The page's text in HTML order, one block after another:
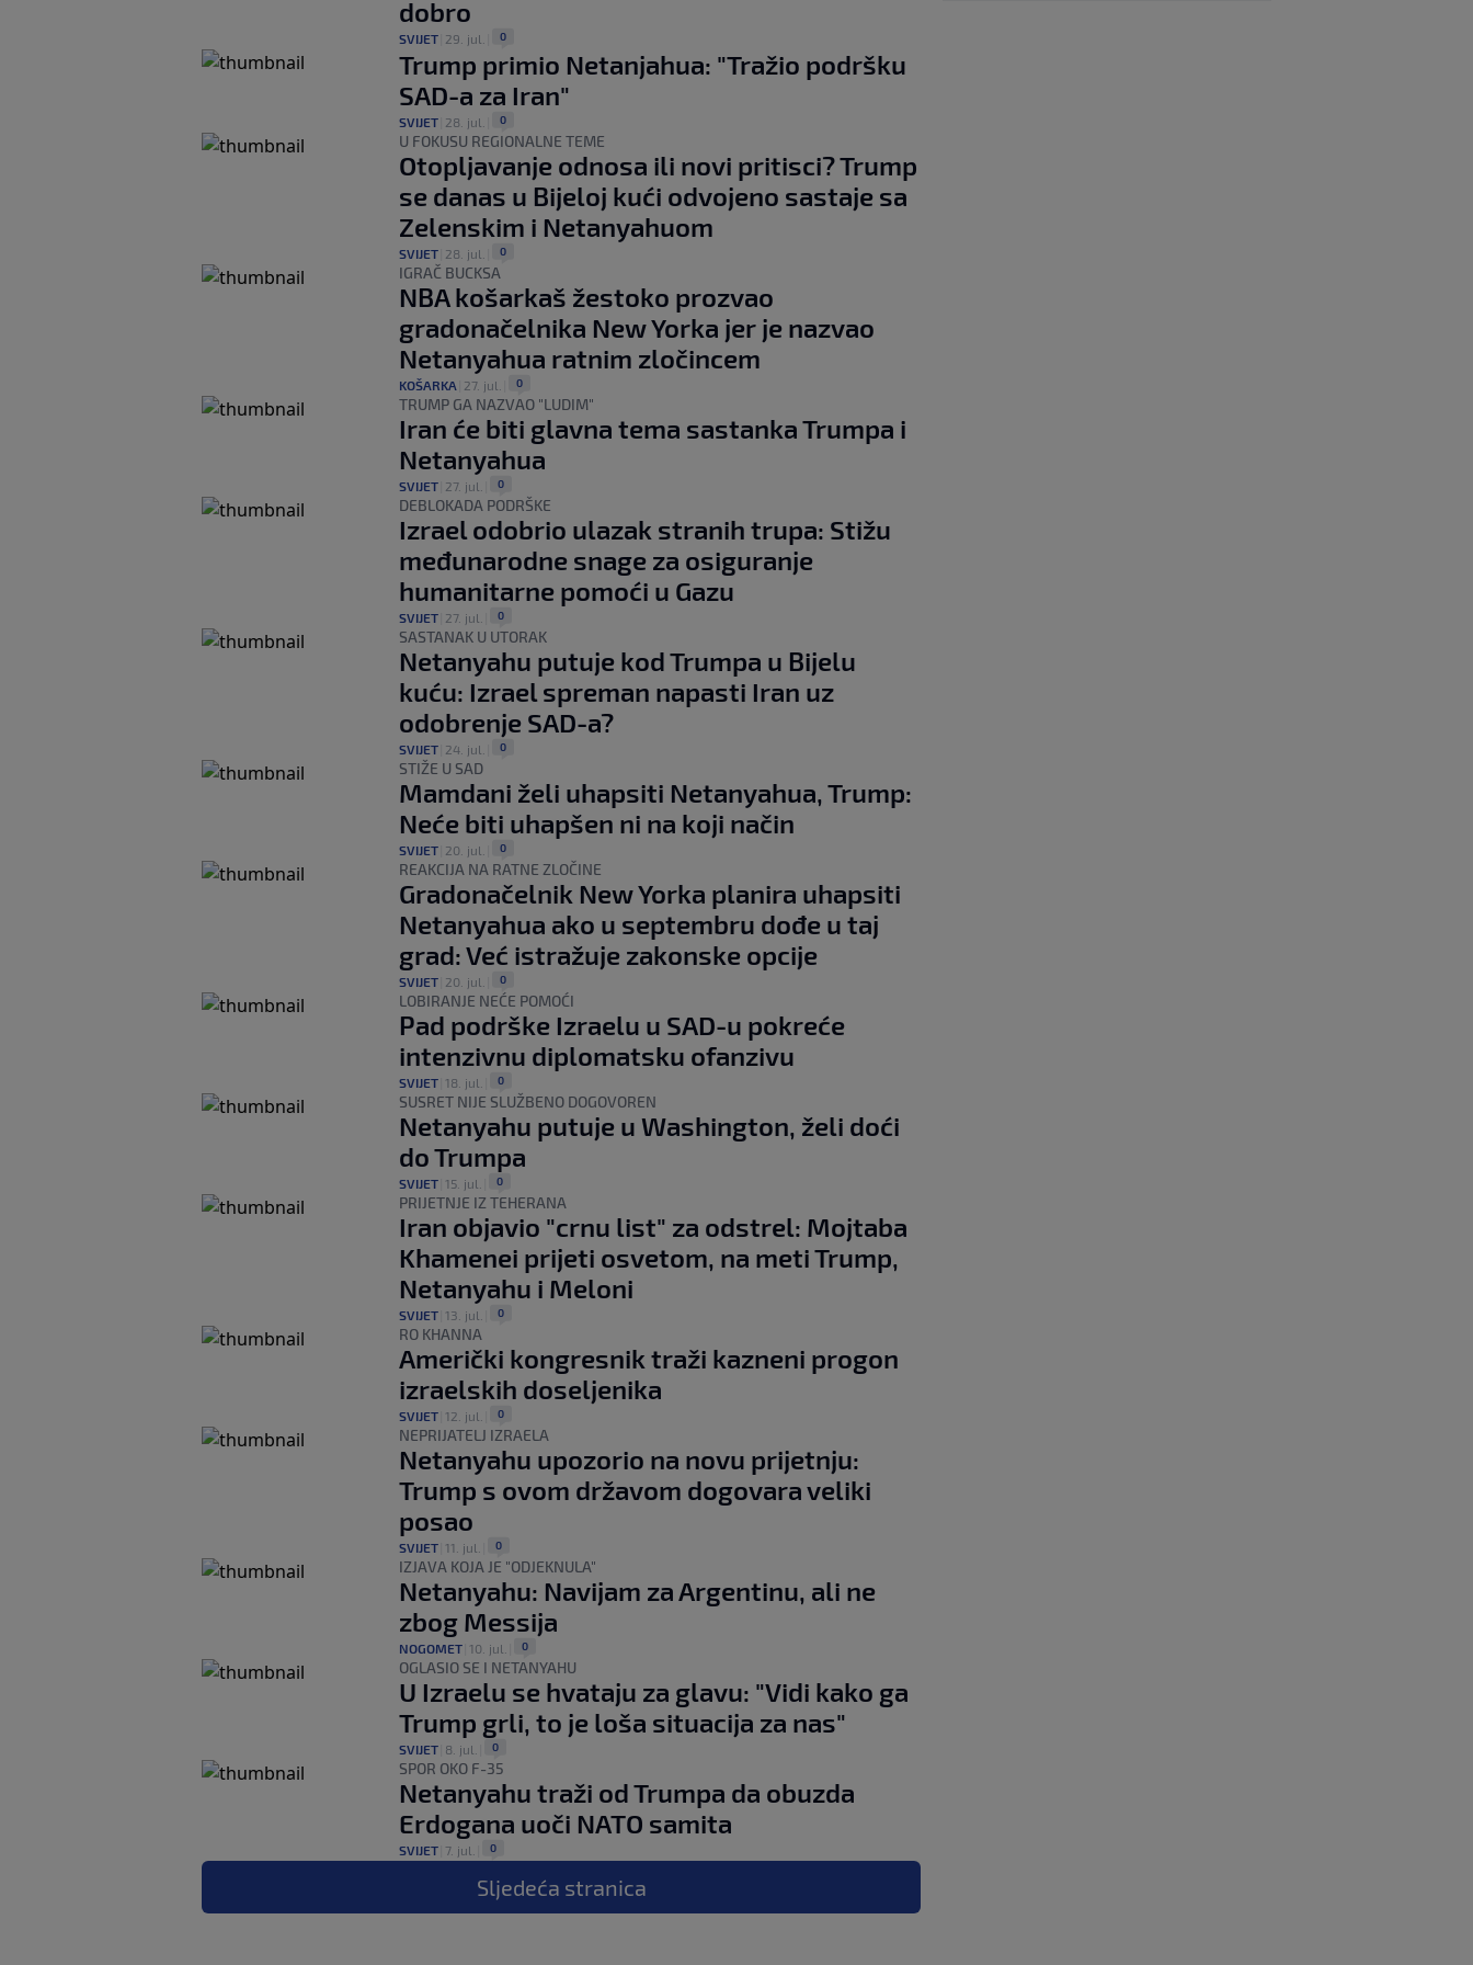
dobro
SVIJET 29. jul. 0
Trump primio Netanjahua: "Tražio podršku
SAD-a za Iran"
SVIJET 28. jul. 0
U FOKUSU REGIONALNE TEME
Otopljavanje odnosa ili novi pritisci? Trump
se danas u Bijeloj kući odvojeno sastaje sa
Zelenskim i Netanyahuom
SVIJET 28. jul. 0
IGRAČ BUCKSA
NBA košarkaš žestoko prozvao
gradonačelnika New Yorka jer je nazvao
Netanyahua ratnim zločincem
KOŠARKA 27. jul. 0
TRUMP GA NAZVAO "LUDIM"
Iran će biti glavna tema sastanka Trumpa i
Netanyahua
SVIJET 27. jul. 0
DEBLOKADA PODRŠKE
Izrael odobrio ulazak stranih trupa: Stižu
međunarodne snage za osiguranje
humanitarne pomoći u Gazu
SVIJET 27. jul. 0
SASTANAK U UTORAK
Netanyahu putuje kod Trumpa u Bijelu
kuću: Izrael spreman napasti Iran uz
odobrenje SAD-a?
SVIJET 24. jul. 0
STIŽE U SAD
Mamdani želi uhapsiti Netanyahua, Trump:
Neće biti uhapšen ni na koji način
SVIJET 20. jul. 0
REAKCIJA NA RATNE ZLOČINE
Gradonačelnik New Yorka planira uhapsiti
Netanyahua ako u septembru dođe u taj
grad: Već istražuje zakonske opcije
SVIJET 20. jul. 0
LOBIRANJE NEĆE POMOĆI
Pad podrške Izraelu u SAD-u pokreće
intenzivnu diplomatsku ofanzivu
SVIJET 18. jul. 0
SUSRET NIJE SLUŽBENO DOGOVOREN
Netanyahu putuje u Washington, želi doći
do Trumpa
SVIJET 15. jul. 0
PRIJETNJE IZ TEHERANA
Iran objavio "crnu list" za odstrel: Mojtaba
Khamenei prijeti osvetom, na meti Trump,
Netanyahu i Meloni
SVIJET 13. jul. 0
RO KHANNA
Američki kongresnik traži kazneni progon
izraelskih doseljenika
SVIJET 12. jul. 0
NEPRIJATELJ IZRAELA
Netanyahu upozorio na novu prijetnju:
Trump s ovom državom dogovara veliki
posao
SVIJET 11. jul. 0
IZJAVA KOJA JE "ODJEKNULA"
Netanyahu: Navijam za Argentinu, ali ne
zbog Messija
NOGOMET 10. jul. 0
OGLASIO SE I NETANYAHU
U Izraelu se hvataju za glavu: "Vidi kako ga
Trump grli, to je loša situacija za nas"
SVIJET 8. jul. 0
SPOR OKO F-35
Netanyahu traži od Trumpa da obuzda
Erdogana uoči NATO samita
SVIJET 7. jul. 0
Sljedeća stranica